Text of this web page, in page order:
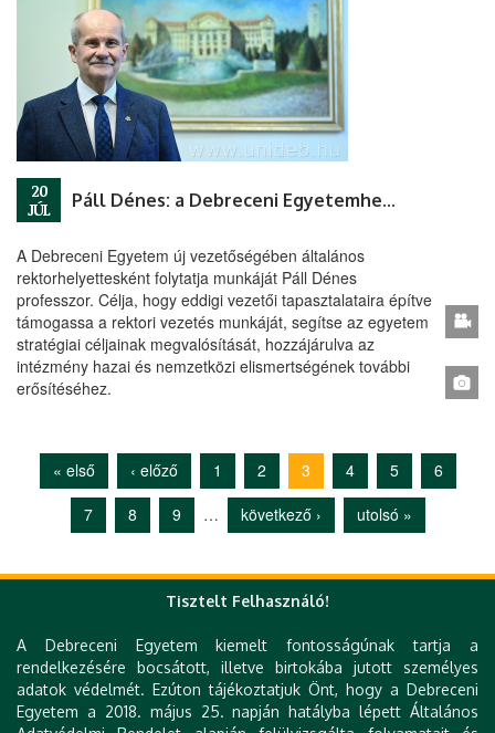
20
JÚL
Páll Dénes: a Debreceni Egyetemhez kötődik az egész életem
A Debreceni Egyetem új vezetőségében általános
rektorhelyettesként folytatja munkáját Páll Dénes
professzor. Célja, hogy eddigi vezetői tapasztalataira építve
támogassa a rektori vezetés munkáját, segítse az egyetem
stratégiai céljainak megvalósítását, hozzájárulva az
intézmény hazai és nemzetközi elismertségének további
erősítéséhez.
Oldalak
« első ‹ előző 1 2 3 4 5
6
7
8 9 … következő › utolsó »
DE telefonkönyv
e-Organogram
KK Orvoskereső
KK Szakrendelés kereső
Tisztelt Felhasználó!
A Debreceni Egyetem kiemelt fontosságúnak tartja a
rendelkezésére bocsátott, illetve birtokába jutott személyes
adatok védelmét. Ezúton tájékoztatjuk Önt, hogy a Debreceni
Egyetem a 2018. május 25. napján hatályba lépett Általános